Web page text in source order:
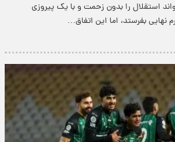
استقلال را بدون زحمت و با یک پیروزی
نهایی بفرستد، اما این اتفاق…